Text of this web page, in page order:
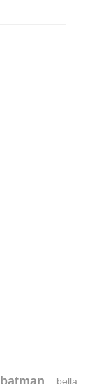
batman bella